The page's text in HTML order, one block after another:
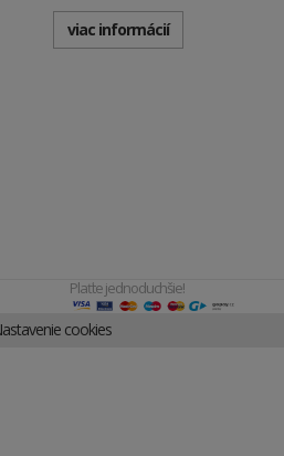
viac informácií
Plaťte jednoduchšie!
cookies